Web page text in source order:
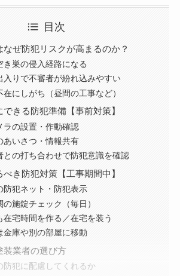
目次
なぜ防犯リスクが高まるのか？
き巣の侵入経路になる
入りで不審者が紛れ込みやすい
在にしがち（昼間の工事など）
きる防犯準備【事前対策】
ラの設置・作動確認
あいさつ・情報共有
との打ち合わせで防犯意識を確認
き防犯対策【工事期間中】
防犯ネット・防犯表示
の施錠チェック（毎日）
在宅時間を作る／在宅を装う
金庫や別の部屋に移動
装業者の選び方
防犯に配慮してくれるか